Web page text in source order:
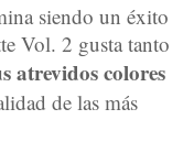
siendo un éxito
Vol. 2 gusta tanto
atrevidos colores
de las más